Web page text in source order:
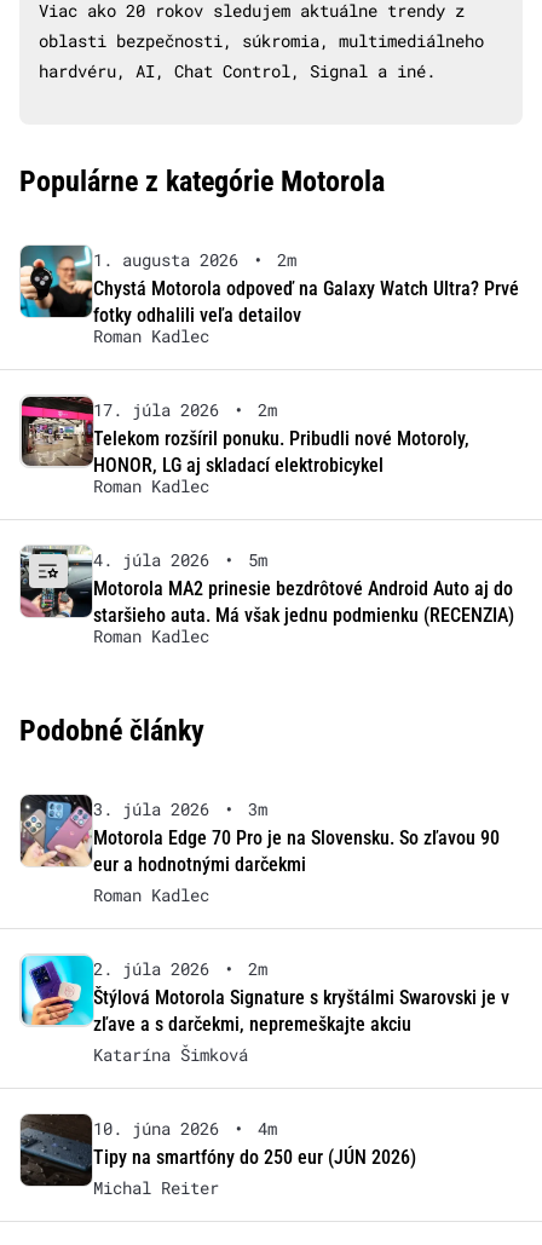
Viac ako 20 rokov sledujem aktuálne trendy z
oblasti bezpečnosti, súkromia, multimediálneho
hardvéru, AI, Chat Control, Signal a iné.
Populárne z kategórie Motorola
1. augusta 2026 •
2m
Chystá Motorola odpoveď na Galaxy Watch Ultra? Prvé
fotky odhalili veľa detailov
Roman Kadlec
17. júla 2026 •
2m
Telekom rozšíril ponuku. Pribudli nové Motoroly,
HONOR, LG aj skladací elektrobicykel
Roman Kadlec
4. júla 2026 •
5m
Motorola MA2 prinesie bezdrôtové Android Auto aj do
staršieho auta. Má však jednu podmienku (RECENZIA)
Roman Kadlec
Podobné články
3. júla 2026 •
3m
Motorola Edge 70 Pro je na Slovensku. So zľavou 90
eur a hodnotnými darčekmi
Roman Kadlec
2. júla 2026 •
2m
Štýlová Motorola Signature s kryštálmi Swarovski je v
zľave a s darčekmi, nepremeškajte akciu
Katarína Šimková
10. júna 2026 •
4m
Tipy na smartfóny do 250 eur (JÚN 2026)
Michal Reiter